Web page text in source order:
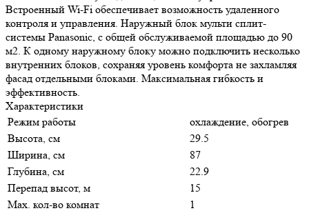
Встроенный Wi-Fi обеспечивает возможность удаленного
контроля и управления. Наружный блок мульти сплит-
системы Panasonic, с общей обслуживаемой площадью до 90
м2. К одному наружному блоку можно подключить несколько
внутренних блоков, сохраняя уровень комфорта не захламляя
фасад отдельными блоками. Максимальная гибкость и
эффективность.
Характеристики
Режим работы
охлаждение, обогрев
Высота, см
29.5
Ширина, см
87
Глубина, см
22.9
Перепад высот, м
15
Max. кол-во комнат
1